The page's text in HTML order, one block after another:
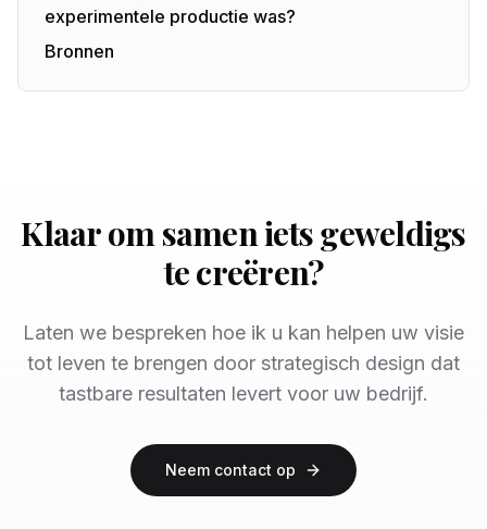
experimentele productie was?
Bronnen
Klaar om samen iets geweldigs
te creëren?
Laten we bespreken hoe ik u kan helpen uw visie
tot leven te brengen door strategisch design dat
tastbare resultaten levert voor uw bedrijf.
Neem contact op